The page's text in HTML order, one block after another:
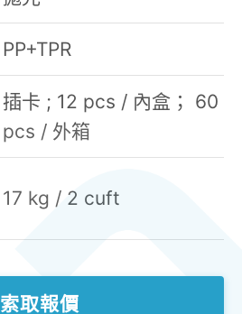
PP+TPR
插卡 ; 12 pcs / 內盒； 60
pcs / 外箱
17 kg / 2 cuft
索取報價